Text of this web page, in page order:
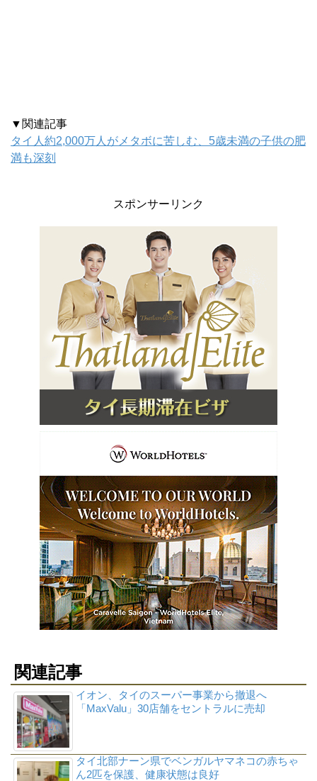
▼関連記事
タイ人約2,000万人がメタボに苦しむ、5歳未満の子供の肥
満も深刻
スポンサーリンク
関連記事
イオン、タイのスーパー事業から撤退へ
「MaxValu」30店舗をセントラルに売却
タイ北部ナーン県でベンガルヤマネコの赤ちゃ
ん2匹を保護、健康状態は良好